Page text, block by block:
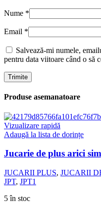
Nume *
Email *
Salvează-mi numele,
pentru data viitoare când o să
Produse asemanatoare
Vizualizare rapidă
Adaugă la lista de dorințe
Jucarie de plus arici
JUCARII PLUS, JUCARII
JPT, JPT1
5 în stoc